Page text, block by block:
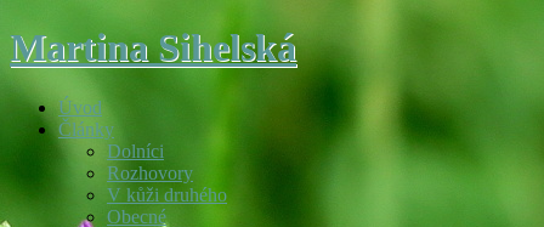
Martina Sihelská
Úvod
Články
Dolníci
Rozhovory
V kůži druhého
Obecné